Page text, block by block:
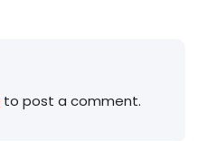
to post a comment.